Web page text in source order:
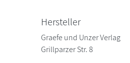
Hersteller
Graefe und Unzer Verlag
Grillparzer Str. 8